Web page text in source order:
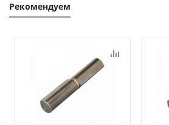
Рекомендуем